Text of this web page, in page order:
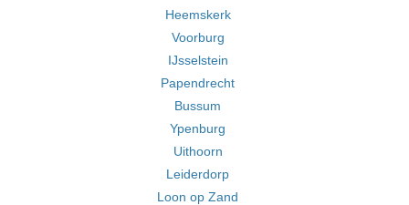
Heemskerk
Voorburg
IJsselstein
Papendrecht
Bussum
Ypenburg
Uithoorn
Leiderdorp
Loon op Zand